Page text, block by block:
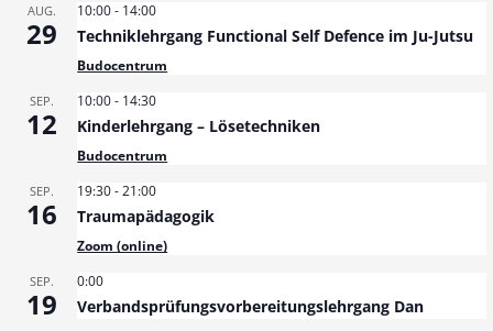
AUG.
29
10:00- 14:00
Techniklehrgang Functional Self Defence im Ju-Jutsu
Budocentrum
SEP.
12
10:00- 14:30
Kinderlehrgang – Lösetechniken
Budocentrum
SEP.
16
19:30-21:00
Traumapädagogik
Zoom (online)
SEP.
19
0:00
Verbandsprüfungsvorbereitungslehrgang Dan